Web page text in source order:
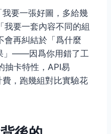
要一張好圖，多給幾
我要一套內容不同的組
會再糾結於「爲什麼
」——因爲你用錯了工
抽卡特性，API易
，跑幾組對比實驗花